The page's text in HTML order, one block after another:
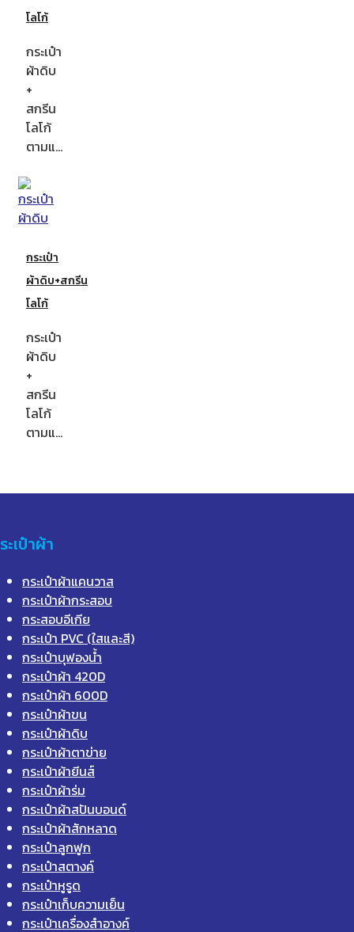
โลโก้
กระเป๋า
ผ้าดิบ
+
สกรีน
โลโก้
ตามแ…
กระเป๋า
ผ้าดิบ+สกรีน
โลโก้
กระเป๋า
ผ้าดิบ
+
สกรีน
โลโก้
ตามแ…
ะเป๋าผ้า
กระเป๋าผ้าแคนวาส
กระเป๋าผ้ากระสอบ
กระสอบอีเกีย
กระเป๋า PVC (ใสและสี)
กระเป๋าบุฟองน้ำ
กระเป๋าผ้า 420D
กระเป๋าผ้า 600D
กระเป๋าผ้าขน
กระเป๋าผ้าดิบ
กระเป๋าผ้าตาข่าย
กระเป๋าผ้ายีนส์
กระเป๋าผ้าร่ม
กระเป๋าผ้าสปันบอนด์
กระเป๋าผ้าสักหลาด
กระเป๋าลูกฟูก
กระเป๋าสตางค์
กระเป๋าหูรูด
กระเป๋าเก็บความเย็น
กระเป๋าเครื่องสำอางค์